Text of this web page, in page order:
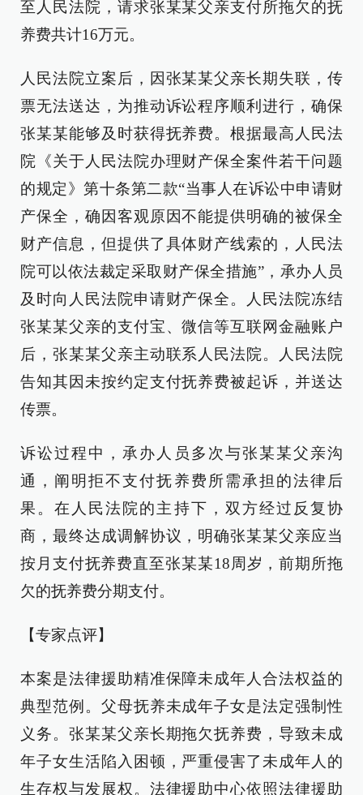
至人民法院，请求张某某父亲支付所拖欠的抚
养费共计16万元。
人民法院立案后，因张某某父亲长期失联，传
票无法送达，为推动诉讼程序顺利进行，确保
张某某能够及时获得抚养费。根据最高人民法
院《关于人民法院办理财产保全案件若干问题
的规定》第十条第二款“当事人在诉讼中申请财
产保全，确因客观原因不能提供明确的被保全
财产信息，但提供了具体财产线索的，人民法
院可以依法裁定采取财产保全措施”，承办人员
及时向人民法院申请财产保全。人民法院冻结
张某某父亲的支付宝、微信等互联网金融账户
后，张某某父亲主动联系人民法院。人民法院
告知其因未按约定支付抚养费被起诉，并送达
传票。
诉讼过程中，承办人员多次与张某某父亲沟
通，阐明拒不支付抚养费所需承担的法律后
果。在人民法院的主持下，双方经过反复协
商，最终达成调解协议，明确张某某父亲应当
按月支付抚养费直至张某某18周岁，前期所拖
欠的抚养费分期支付。
【专家点评】
本案是法律援助精准保障未成年人合法权益的
典型范例。父母抚养未成年子女是法定强制性
义务。张某某父亲长期拖欠抚养费，导致未成
年子女生活陷入困顿，严重侵害了未成年人的
生存权与发展权。法律援助中心依照法律援助